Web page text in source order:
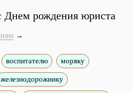
Днем рождения юриста
воспитателю моряку
железнодорожнику